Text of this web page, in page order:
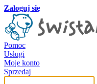
Zaloguj się
Pomoc
Usługi
Moje konto
Sprzedaj